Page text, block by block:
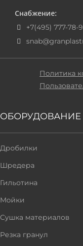
Снабжение:
+7(495) 777-78-
Политика
ОБОРУДОВАНИЕ
Дробилки
Шредера
Гильотина
Мойки
Сушка материалов
Резка гранул